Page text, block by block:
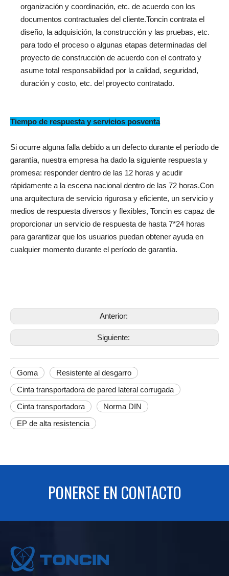
organización y coordinación, etc. de acuerdo con los
documentos contractuales del cliente.Toncin contrata el
diseño, la adquisición, la construcción y las pruebas, etc.
para todo el proceso o algunas etapas determinadas del
proyecto de construcción de acuerdo con el contrato y
asume total responsabilidad por la calidad, seguridad,
duración y costo, etc. del proyecto contratado.
Tiempo de respuesta y servicios posventa
Si ocurre alguna falla debido a un defecto durante el período de
garantía, nuestra empresa ha dado la siguiente respuesta y
promesa: responder dentro de las 12 horas y acudir
rápidamente a la escena nacional dentro de las 72 horas.Con
una arquitectura de servicio rigurosa y eficiente, un servicio y
medios de respuesta diversos y flexibles, Toncin es capaz de
proporcionar un servicio de respuesta de hasta 7*24 horas
para garantizar que los usuarios puedan obtener ayuda en
cualquier momento durante el período de garantía.
Anterior:
Siguiente:
Goma
Resistente al desgarro
Cinta transportadora de pared lateral corrugada
Cinta transportadora
Norma DIN
EP de alta resistencia
PONERSE EN CONTACTO